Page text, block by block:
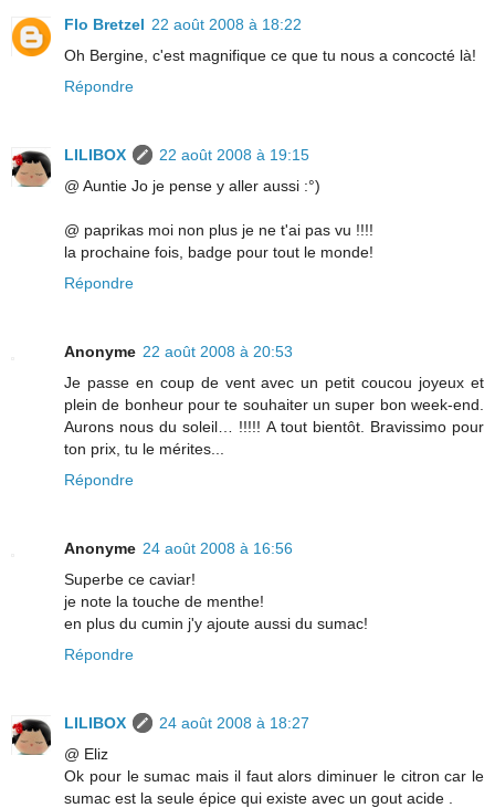
Flo Bretzel 22 août 2008 à 18:22
Oh Bergine, c'est magnifique ce que tu nous a concocté là!
Répondre
LILIBOX
22 août 2008 à 19:15
@ Auntie Jo je pense y aller aussi :°)
@ paprikas moi non plus je ne t'ai pas vu !!!!
la prochaine fois, badge pour tout le monde!
Répondre
Anonyme 22 août 2008 à 20:53
Je passe en coup de vent avec un petit coucou joyeux et
plein de bonheur pour te souhaiter un super bon week-end.
Aurons nous du soleil… !!!!! A tout bientôt. Bravissimo pour
ton prix, tu le mérites...
Répondre
Anonyme 24 août 2008 à 16:56
Superbe ce caviar!
je note la touche de menthe!
en plus du cumin j'y ajoute aussi du sumac!
Répondre
LILIBOX
24 août 2008 à 18:27
@ Eliz
Ok pour le sumac mais il faut alors diminuer le citron car le
sumac est la seule épice qui existe avec un gout acide .